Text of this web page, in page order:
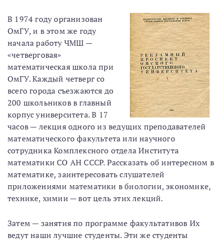
В 1974 году организован
ОмГУ, и в этом же году
начала работу ЧМШ —
«четверговая»
математическая школа при
ОмГУ. Каждый четверг со
всего города съезжаются до
200 школьников в главный
корпус университета. В 17
часов — лекция одного из ведущих преподавателей
математического факультета или научного
сотрудника Комплексного отдела Института
математики СО АН СССР. Рассказать об интересном в
математике, заинтересовать слушателей
приложениями математики в биологии, экономике,
технике, химии — вот цель этих лекций.
Затем — занятия по программе факультативов Их
ведут наши лучшие студенты. Эти же студенты